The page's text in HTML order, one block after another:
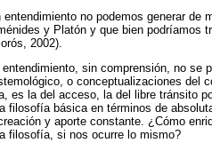
no podemos generar
y Platón y que bien podríamos
2002).
sin comprensión, no se
o conceptualizaciones del
es la del acceso, la del libre tránsito
filosofía básica en términos de
y aporte constante. ¿Cómo
filosofía, si nos ocurre lo mismo?